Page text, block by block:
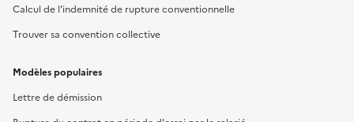
Calcul de l'indemnité de rupture conventionnelle
Trouver sa convention collective
Modèles populaires
Lettre de démission